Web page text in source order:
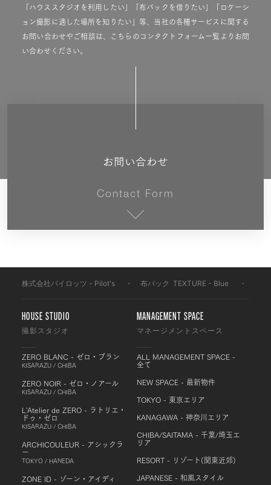
「ハウススタジオを利用したい」「布バックを借りたい」「ロケーシ
ョン撮影に適した場所を知りたい」等、当社の各種サービスに関する
お問い合わせやご相談は、こちらのコンタクトフォーム一覧よりお問
い合わせください。
お問い合わせ
Contact Form
株式会社パイロッツ - Pilot's 布バック TEXTURE - Blue
HOUSE STUDIO
撮影スタジオ
ZERO BLANC - ゼロ・ブラン
KISARAZU / CHIBA
ZERO NOIR - ゼロ・ノアール
KISARAZU / CHIBA
L'Atelier de ZERO - ラトリエ・
ドゥ・ゼロ
KISARAZU / CHIBA
ARCHICOULEUR - アシックラ
ー
TOKYO / HANEDA
ZONE ID - ゾーン・アイディ
MANAGEMENT SPACE
マネージメントスペース
ALL MANAGEMENT SPACE -
全て
NEW SPACE - 最新物件
TOKYO - 東京エリア
KANAGAWA - 神奈川エリア
CHIBA/SAITAMA - 千葉/埼玉エ
リア
RESORT - リゾート(関東近郊)
JAPANESE - 和風スタイル